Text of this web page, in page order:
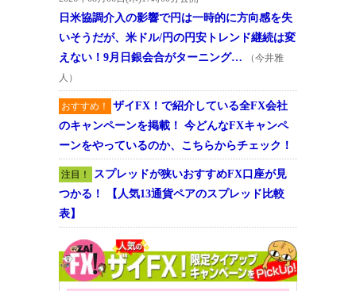
日米協調介入の影響で円は一時的に方向感を失
いそうだが、米ドル/円の円安トレンド継続は変
えない！9月日銀会合がターニング…
（今井雅
人）
おすすめ！
ザイFX！で紹介している全FX会社
のキャンペーンを掲載！ 今どんなFXキャンペ
ーンをやっているのか、こちらからチェック！
注目！
スプレッドが狭いおすすめFX口座が見
つかる！ 【人気13通貨ペアのスプレッド比較
表】